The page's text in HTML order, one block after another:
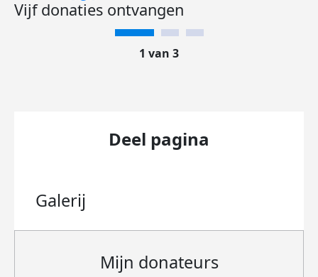
Vijf donaties ontvangen
1 van 3
Deel pagina
Galerij
Mijn donateurs